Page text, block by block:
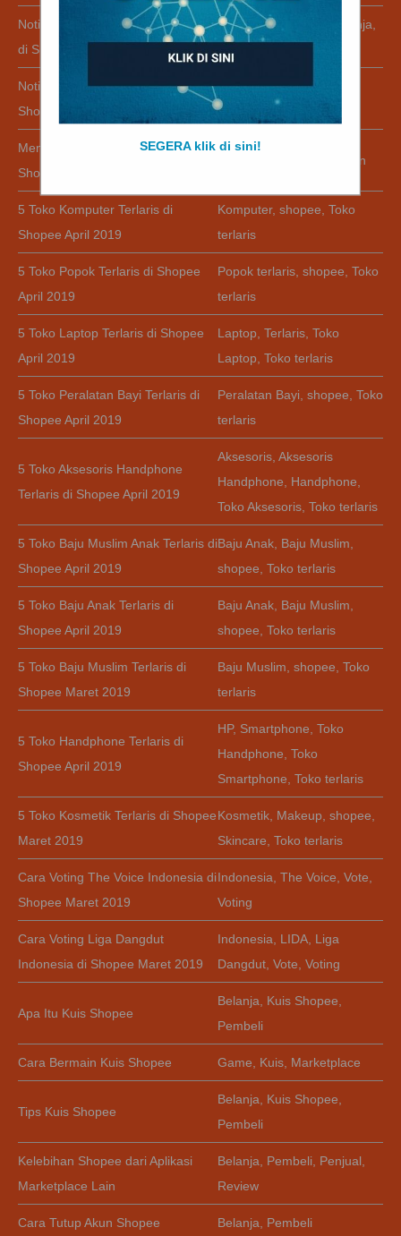
Notifikasi Belanjaan Tidak Muncul
di Shopee Mei 2019
Notifikasi,Notifikasi Belanja,
Notifikasi Belanjaan
Notifikasi Chat Tidak Muncul di
Shopee Mei 2019
Notifikasi ,Notifikasi Chat
Mencari Promo Ramadhan di
Shopee Mei 2019
Promo Ramadhan
5 Toko Komputer Terlaris di
Shopee April 2019
Komputer, shopee, Toko
terlaris
5 Toko Popok Terlaris di Shopee
April 2019
Popok terlaris, shopee, Toko
terlaris
5 Toko Laptop Terlaris di Shopee
April 2019
Laptop, Terlaris, Toko
Laptop, Toko terlaris
5 Toko Peralatan Bayi Terlaris di
Shopee April 2019
Peralatan Bayi, shopee, Toko
terlaris
5 Toko Aksesoris Handphone
Terlaris di Shopee April 2019
Aksesoris, Aksesoris
Handphone, Handphone,
Toko Aksesoris, Toko terlaris
5 Toko Baju Muslim Anak Terlaris di
Shopee April 2019
Baju Anak, Baju Muslim,
shopee, Toko terlaris
5 Toko Baju Anak Terlaris di
Shopee April 2019
Baju Anak, Baju Muslim,
shopee, Toko terlaris
5 Toko Baju Muslim Terlaris di
Shopee Maret 2019
Baju Muslim, shopee, Toko
terlaris
5 Toko Handphone Terlaris di
Shopee April 2019
HP, Smartphone, Toko
Handphone, Toko
Smartphone, Toko terlaris
5 Toko Kosmetik Terlaris di Shopee
Maret 2019
Kosmetik, Makeup, shopee,
Skincare, Toko terlaris
Cara Voting The Voice Indonesia di
Shopee Maret 2019
Indonesia, The Voice, Vote,
Voting
Cara Voting Liga Dangdut
Indonesia di Shopee Maret 2019
Indonesia, LIDA, Liga
Dangdut, Vote, Voting
Apa Itu Kuis Shopee
Belanja, Kuis Shopee,
Pembeli
Cara Bermain Kuis Shopee Game, Kuis, Marketplace
Tips Kuis Shopee
Belanja, Kuis Shopee,
Pembeli
Kelebihan Shopee dari Aplikasi
Marketplace Lain
Belanja, Pembeli, Penjual,
Review
Cara Tutup Akun Shopee Belanja, Pembeli
SEGERA klik di sini!